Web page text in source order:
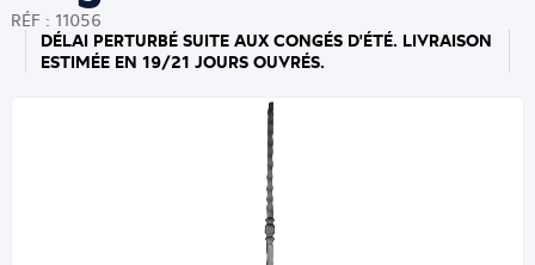
RÉF : 11056
DÉLAI PERTURBÉ SUITE AUX CONGÉS D'ÉTÉ. LIVRAISON
ESTIMÉE EN 19/21 JOURS OUVRÉS.